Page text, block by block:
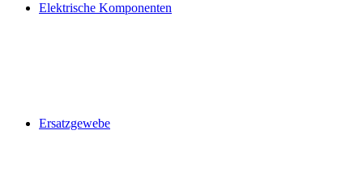
Elektrische Komponenten
Ersatzgewebe